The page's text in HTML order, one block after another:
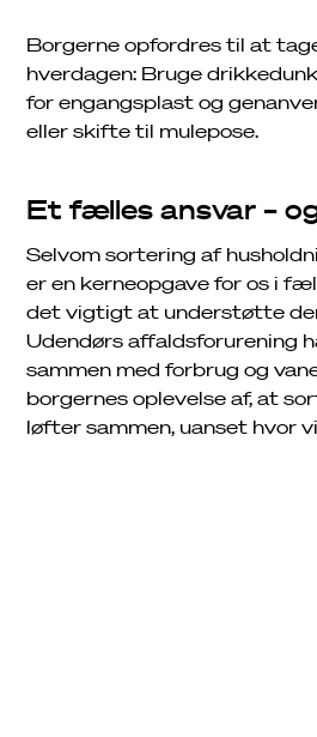
Borgerne opfordres til at
hverdagen: Bruge
for engangsplast og
eller skifte til mulepose.
Et fælles ansvar –
Selvom sortering af
er en kerneopgave for os i
det vigtigt at understøtte
Udendørs
sammen med forbrug og
borgernes oplevelse af, at
løfter sammen, uanset hvor